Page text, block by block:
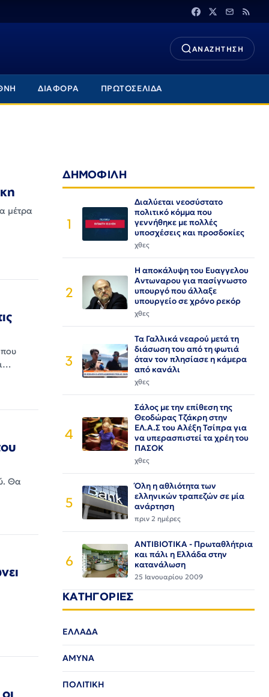
ΑΝΑΖΗΤΗΣΗ
ΔΙΑΦΟΡΑ ΠΡΩΤΟΣΕΛΙΔΑ
μέτρα
Θα
ΔΗΜΟΦΙΛΗ
1
Διαλύεται νεοσύστατο
πολιτικό κόμμα που
γεννήθηκε με πολλές
υποσχέσεις και προσδοκίες
χθες
2
Η αποκάλυψη του Ευαγγελου
Αντωναρου για πασίγνωστο
υπουργό που άλλαξε
υπουργείο σε χρόνο ρεκόρ
χθες
3
Τα Γαλλικά νεαρού μετά τη
διάσωση του από τη φωτιά
όταν τον πλησίασε η κάμερα
από κανάλι
χθες
4
Σάλος με την επίθεση της
Θεοδώρας Τζάκρη στην
ΕΛ.Α.Σ του Αλέξη Τσίπρα για
να υπερασπιστεί τα χρέη του
ΠΑΣΟΚ
χθες
5
Όλη η αθλιότητα των
ελληνικών τραπεζών σε μία
ανάρτηση
πριν 2 ημέρες
6
ΑΝΤΙΒΙΟΤΙΚΑ - Πρωταθλήτρια
και πάλι η Ελλάδα στην
κατανάλωση
25 Ιανουαρίου 2009
ΚΑΤΗΓΟΡΙΕΣ
ΕΛΛΑΔΑ
ΑΜΥΝΑ
ΠΟΛΙΤΙΚΗ